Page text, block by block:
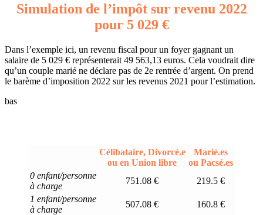
Simulation de l’impôt sur revenu 2022
pour 5 029 €
Dans l’exemple ici, un revenu fiscal pour un foyer gagnant un
salaire de 5 029 € représenterait 49 563,13 euros. Cela voudrait dire
qu’un couple marié ne déclare pas de 2e rentrée d’argent. On prend
le barème d’imposition 2022 sur les revenus 2021 pour l’estimation.
bas
Célibataire, Divorcé.e
ou en Union libre
Marié.es
ou Pacsé.es
0 enfant/personne
à charge
751.08 €
219.5 €
1 enfant/personne
à charge
507.08 €
160.8 €